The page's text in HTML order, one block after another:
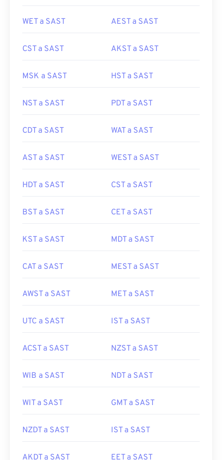
WET a SAST AEST a SAST
CST a SAST AKST a SAST
MSK a SAST HST a SAST
NST a SAST PDT a SAST
CDT a SAST WAT a SAST
AST a SAST WEST a SAST
HDT a SAST CST a SAST
BST a SAST CET a SAST
KST a SAST MDT a SAST
CAT a SAST MEST a SAST
AWST a SAST MET a SAST
UTC a SAST IST a SAST
ACST a SAST NZST a SAST
WIB a SAST NDT a SAST
WIT a SAST GMT a SAST
NZDT a SAST IST a SAST
AKDT a SAST EET a SAST